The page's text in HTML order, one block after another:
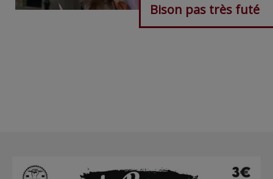
Bison pas très futé